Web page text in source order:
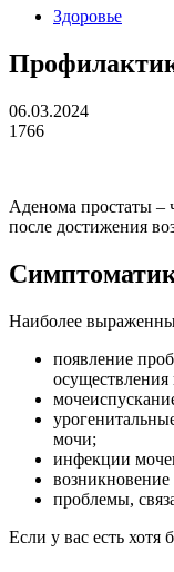
Здоровье
06.03.2024
1766
Аденома простаты –
после достижения
Наиболее
появление
мочи;
инфекции
проблемы,
Если у вас есть